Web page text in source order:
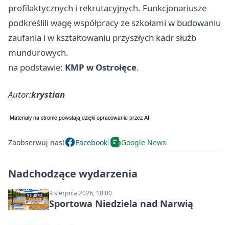
profilaktycznych i rekrutacyjnych. Funkcjonariusze
podkreślili wagę współpracy ze szkołami w budowaniu
zaufania i w kształtowaniu przyszłych kadr służb
mundurowych.
na podstawie: KMP w Ostrołęce.
Autor:krystian
Zaobserwuj nas! Facebook Google News
Nadchodzące wydarzenia
9 sierpnia 2026, 10:00
Sportowa Niedziela nad Narwią